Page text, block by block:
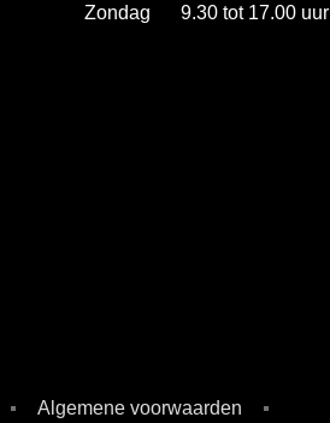
Zondag
9.30 tot 17.00 uur
Algemene voorwaarden